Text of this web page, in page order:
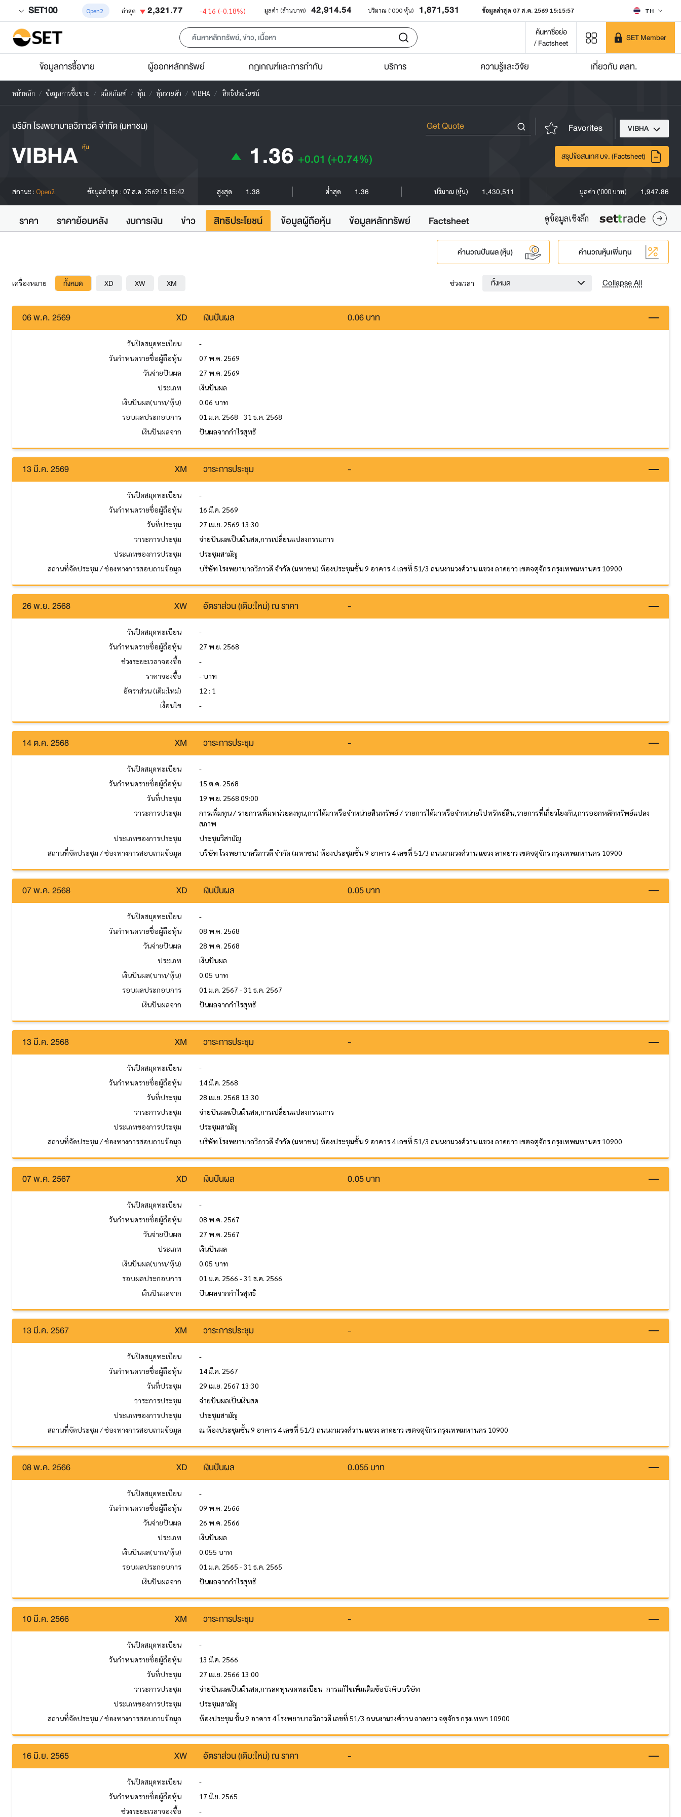
SET100 Open2 ล่าสุด 2,321.77 -4.16 (-0.18%) มูลค่า (ล้านบาท) 42,914.54 ปริมาณ ('000 หุ้น) 1,871,531 ข้อมูลล่าสุด 07 ส.ค. 2569 15:15:57 TH
ค้นหาชื่อย่อ
/ Factsheet
SET Member
ข้อมูลการซื้อขาย ผู้ออกหลักทรัพย์ กฎเกณฑ์และการกำกับ บริการ ความรู้และวิจัย เกี่ยวกับ ตลท.
หน้าหลัก ข้อมูลการซื้อขาย ผลิตภัณฑ์ หุ้น หุ้นรายตัว VIBHA สิทธิประโยชน์
บริษัท โรงพยาบาลวิภาวดี จำกัด (มหาชน) Favorites VIBHA
VIBHA หุ้น 1.36 +0.01 (+0.74%) สรุปข้อสนเทศ บจ. (Factsheet)
สถานะ : Open2 ข้อมูลล่าสุด : 07 ส.ค. 2569 15:15:42 สูงสุด 1.38 ต่ำสุด 1.36 ปริมาณ (หุ้น) 1,430,511 มูลค่า ('000 บาท) 1,947.86
ราคา ราคาย้อนหลัง งบการเงิน ข่าว สิทธิประโยชน์ ข้อมูลผู้ถือหุ้น ข้อมูลหลักทรัพย์ Factsheet ดูข้อมูลเชิงลึก
คำนวณปันผล (หุ้น) คำนวณหุ้นเพิ่มทุน
เครื่องหมาย ทั้งหมด XD XW XM ช่วงเวลา ทั้งหมด Collapse All
06 พ.ค. 2569 XD เงินปันผล 0.06 บาท
วันปิดสมุดทะเบียน
-
วันกำหนดรายชื่อผู้ถือหุ้น
07 พ.ค. 2569
วันจ่ายปันผล
27 พ.ค. 2569
ประเภท
เงินปันผล
เงินปันผล(บาท/หุ้น)
0.06 บาท
รอบผลประกอบการ
01 ม.ค. 2568 - 31 ธ.ค. 2568
เงินปันผลจาก
ปันผลจากกำไรสุทธิ
13 มี.ค. 2569 XM วาระการประชุม -
วันปิดสมุดทะเบียน
-
วันกำหนดรายชื่อผู้ถือหุ้น
16 มี.ค. 2569
วันที่ประชุม
27 เม.ย. 2569 13:30
วาระการประชุม
จ่ายปันผลเป็นเงินสด,การเปลี่ยนแปลงกรรมการ
ประเภทของการประชุม
ประชุมสามัญ
สถานที่จัดประชุม / ช่องทางการสอบถามข้อมูล
บริษัท โรงพยาบาลวิภาวดี จำกัด (มหาชน) ห้องประชุมชั้น 9 อาคาร 4 เลขที่ 51/3 ถนนงามวงศ์วาน แขวง ลาดยาว เขตจตุจักร กรุงเทพมหานคร 10900
26 พ.ย. 2568 XW อัตราส่วน (เดิม:ใหม่) ณ ราคา -
วันปิดสมุดทะเบียน
-
วันกำหนดรายชื่อผู้ถือหุ้น
27 พ.ย. 2568
ช่วงระยะเวลาจองซื้อ
-
ราคาจองซื้อ
- บาท
อัตราส่วน (เดิม:ใหม่)
12 : 1
เงื่อนไข
-
14 ต.ค. 2568 XM วาระการประชุม -
วันปิดสมุดทะเบียน
-
วันกำหนดรายชื่อผู้ถือหุ้น
15 ต.ค. 2568
วันที่ประชุม
19 พ.ย. 2568 09:00
วาระการประชุม
การเพิ่มทุน / รายการเพิ่มหน่วยลงทุน,การได้มาหรือจำหน่ายสินทรัพย์ / รายการได้มาหรือจำหน่ายไปทรัพย์สิน,รายการที่เกี่ยวโยงกัน,การออกหลักทรัพย์แปลง
สภาพ
ประเภทของการประชุม
ประชุมวิสามัญ
สถานที่จัดประชุม / ช่องทางการสอบถามข้อมูล
บริษัท โรงพยาบาลวิภาวดี จำกัด (มหาชน) ห้องประชุมชั้น 9 อาคาร 4 เลขที่ 51/3 ถนนงามวงศ์วาน แขวง ลาดยาว เขตจตุจักร กรุงเทพมหานคร 10900
07 พ.ค. 2568 XD เงินปันผล 0.05 บาท
วันปิดสมุดทะเบียน
-
วันกำหนดรายชื่อผู้ถือหุ้น
08 พ.ค. 2568
วันจ่ายปันผล
28 พ.ค. 2568
ประเภท
เงินปันผล
เงินปันผล(บาท/หุ้น)
0.05 บาท
รอบผลประกอบการ
01 ม.ค. 2567 - 31 ธ.ค. 2567
เงินปันผลจาก
ปันผลจากกำไรสุทธิ
13 มี.ค. 2568 XM วาระการประชุม -
วันปิดสมุดทะเบียน
-
วันกำหนดรายชื่อผู้ถือหุ้น
14 มี.ค. 2568
วันที่ประชุม
28 เม.ย. 2568 13:30
วาระการประชุม
จ่ายปันผลเป็นเงินสด,การเปลี่ยนแปลงกรรมการ
ประเภทของการประชุม
ประชุมสามัญ
สถานที่จัดประชุม / ช่องทางการสอบถามข้อมูล
บริษัท โรงพยาบาลวิภาวดี จำกัด (มหาชน) ห้องประชุมชั้น 9 อาคาร 4 เลขที่ 51/3 ถนนงามวงศ์วาน แขวง ลาดยาว เขตจตุจักร กรุงเทพมหานคร 10900
07 พ.ค. 2567 XD เงินปันผล 0.05 บาท
วันปิดสมุดทะเบียน
-
วันกำหนดรายชื่อผู้ถือหุ้น
08 พ.ค. 2567
วันจ่ายปันผล
27 พ.ค. 2567
ประเภท
เงินปันผล
เงินปันผล(บาท/หุ้น)
0.05 บาท
รอบผลประกอบการ
01 ม.ค. 2566 - 31 ธ.ค. 2566
เงินปันผลจาก
ปันผลจากกำไรสุทธิ
13 มี.ค. 2567 XM วาระการประชุม -
วันปิดสมุดทะเบียน
-
วันกำหนดรายชื่อผู้ถือหุ้น
14 มี.ค. 2567
วันที่ประชุม
29 เม.ย. 2567 13:30
วาระการประชุม
จ่ายปันผลเป็นเงินสด
ประเภทของการประชุม
ประชุมสามัญ
สถานที่จัดประชุม / ช่องทางการสอบถามข้อมูล
ณ ห้องประชุมชั้น 9 อาคาร 4 เลขที่ 51/3 ถนนงามวงศ์วาน แขวง ลาดยาว เขตจตุจักร กรุงเทพมหานคร 10900
08 พ.ค. 2566 XD เงินปันผล 0.055 บาท
วันปิดสมุดทะเบียน
-
วันกำหนดรายชื่อผู้ถือหุ้น
09 พ.ค. 2566
วันจ่ายปันผล
26 พ.ค. 2566
ประเภท
เงินปันผล
เงินปันผล(บาท/หุ้น)
0.055 บาท
รอบผลประกอบการ
01 ม.ค. 2565 - 31 ธ.ค. 2565
เงินปันผลจาก
ปันผลจากกำไรสุทธิ
10 มี.ค. 2566 XM วาระการประชุม -
วันปิดสมุดทะเบียน
-
วันกำหนดรายชื่อผู้ถือหุ้น
13 มี.ค. 2566
วันที่ประชุม
27 เม.ย. 2566 13:00
วาระการประชุม
จ่ายปันผลเป็นเงินสด,การลดทุนจดทะเบียน- การแก้ไขเพิ่มเติมข้อบังคับบริษัท
ประเภทของการประชุม
ประชุมสามัญ
สถานที่จัดประชุม / ช่องทางการสอบถามข้อมูล
ห้องประชุม ชั้น 9 อาคาร 4 โรงพยาบาลวิภาวดี เลขที่ 51/3 ถนนงามวงศ์วาน ลาดยาว จตุจักร กรุงเทพฯ 10900
16 มิ.ย. 2565 XW อัตราส่วน (เดิม:ใหม่) ณ ราคา -
วันปิดสมุดทะเบียน
-
วันกำหนดรายชื่อผู้ถือหุ้น
17 มิ.ย. 2565
ช่วงระยะเวลาจองซื้อ
-